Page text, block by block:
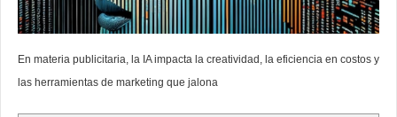
En materia publicitaria, la IA impacta la creatividad, la eficiencia en costos y
las herramientas de marketing que jalona